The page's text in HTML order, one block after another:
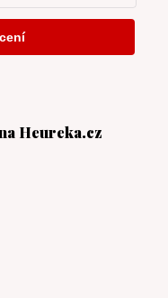
Heureka.cz